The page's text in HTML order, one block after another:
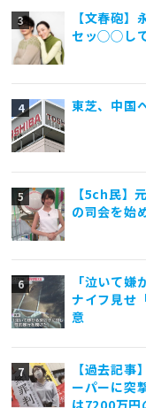
【文春砲
セッ◯◯し
東芝、中国
【5ch民】
の司会を始
「泣いて
ナイフ見せ
意
【過去記
ーパーに突